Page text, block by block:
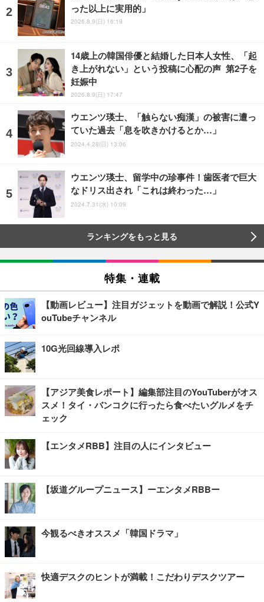
った以上に実用的」
2026.8.9(日) 16:19
14歳上の韓国俳優と結婚した日本人女性、「起
き上がれない」という投稿に心配の声 第2子を
妊娠中
2026.8.9(日) 17:47
ウエンツ瑛士、「触らない痴漢」の被害に遭っ
ていた過去「息を吹きかけるとか…」
2024.4.28(日) 13:06
ウエンツ瑛士、留学中の珍事件！歯医者で巨大
なドリス出され「これは終わった…」
2024.7.31(水) 10:09
ランキングをもっと見る
特集・連載
【動画レビュー】注目ガジェットを動画で解説！公式Y
ouTubeチャンネル
10G光回線導入レポ
【アジア美食レポート】編集部注目のYouTuberがオス
スメ！タイ・バンコクに行ったら食べたいグルメをチ
ェック
【エンタメRBB】注目の人にインタビュー
【坂道グループニュース】ーエンタメRBBー
今観るべきオススメ「韓国ドラマ」
快適デスクのヒントが満載！こだわりデスクツアー